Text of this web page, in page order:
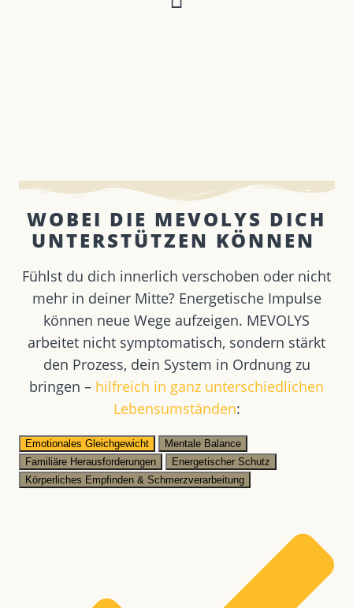
WOBEI DIE MEVOLYS DICH
UNTERSTÜTZEN KÖNNEN ​
Fühlst du dich innerlich verschoben oder nicht
mehr in deiner Mitte? Energetische Impulse
können neue Wege aufzeigen. MEVOLYS
arbeitet nicht symptomatisch, sondern stärkt
den Prozess, dein System in Ordnung zu
bringen – hilfreich in ganz unterschiedlichen
Lebensumständen:
Emotionales Gleichgewicht
Mentale Balance
Familiäre Herausforderungen
Energetischer Schutz
Körperliches Empfinden & Schmerzverarbeitung